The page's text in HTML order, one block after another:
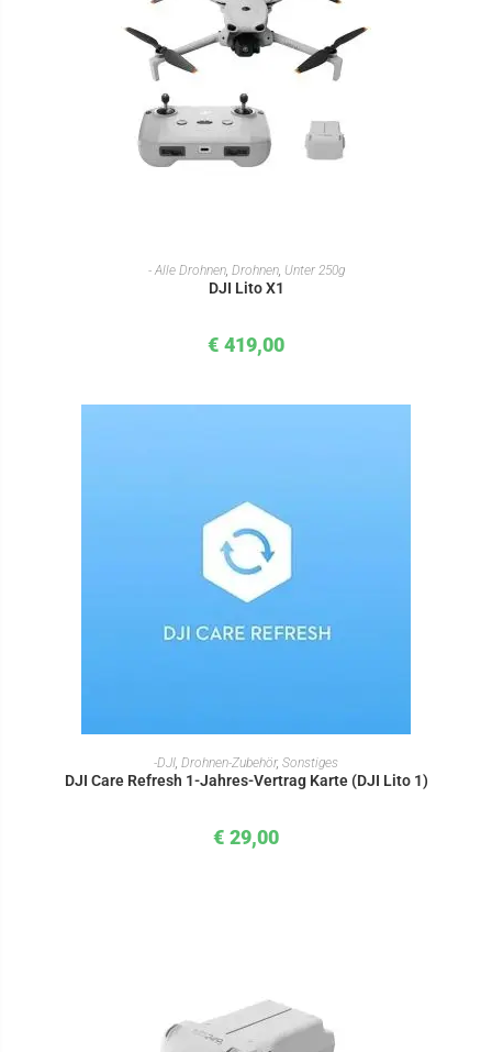
IN DEN WARENKORB
- Alle Drohnen, Drohnen, Unter 250g
DJI Lito X1
€ 419,00
IN DEN WARENKORB
-DJI Drohnen-Zubehör, Sonstiges
DJI Care Refresh 1-Jahres-Vertrag Karte (DJI Lito 1)
€ 29,00